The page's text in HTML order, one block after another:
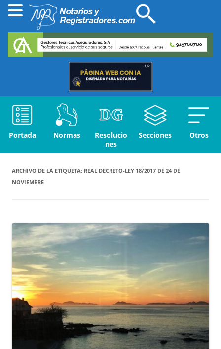
Portada Normas
Resolucio
nes
Secciones Otros
ARCHIVO DE LA ETIQUETA: REAL DECRETO-LEY 18/2017 DE 24 DE
NOVIEMBRE